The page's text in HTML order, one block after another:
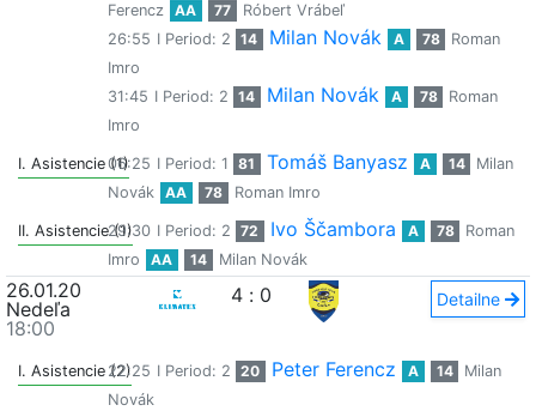
Ferencz
AA 77
Róbert Vrábeľ
26:55 I Period: 2 14 Milan Novák A 78
Roman
Imro
31:45 I Period: 2 14 Milan Novák A 78
Roman
Imro
I. Asistencie (1)06:25 I Period: 1 81 Tomáš Banyasz A 14
Milan
Novák
AA 78 Roman Imro
II. Asistencie (1)
29:30 I Period: 2 72 Ivo Ščambora A 78
Roman
Imro
AA 14 Milan Novák
26.01.20
Nedeľa
18:00
4 : 0 Detailne
I. Asistencie (2)22:25 I Period: 2 20 Peter Ferencz A 14
Milan
Novák